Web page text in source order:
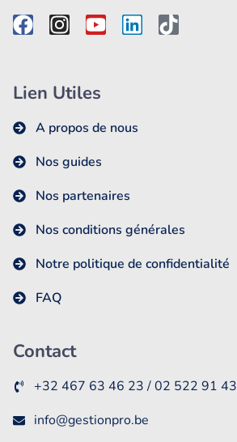
Lien Utiles
A propos de nous
Nos guides
Nos partenaires
Nos conditions générales
Notre politique de confidentialité
FAQ
Contact
+32 467 63 46 23 / 02 522 91 43
info@gestionpro.be